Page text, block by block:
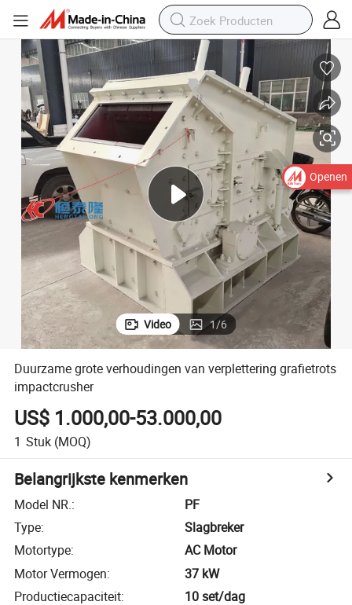
Video 1/6
Duurzame grote verhoudingen van verplettering grafietrots
impactcrusher
US$ 1.000,00-53.000,00
1 Stuk (MOQ)
Belangrijkste kenmerken
Model NR.:
PF
Type:
Slagbreker
Motortype:
AC Motor
Motor Vermogen:
37 kW
Productiecapaciteit: 10 set/dag
Openen